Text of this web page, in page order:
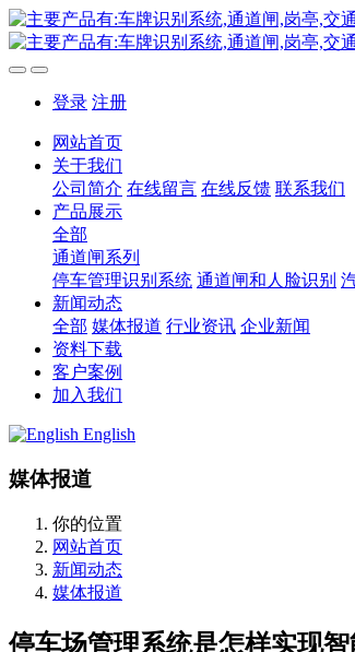
登录 注册
网站首页
关于我们
公司简介 在线留言 在线反馈 联系我们
产品展示
全部
通道闸系列
停车管理识别系统 通道闸和人脸识别
新闻动态
全部 媒体报道 行业资讯 企业新闻
资料下载
客户案例
加入我们
English
媒体报道
你的位置
网站首页
新闻动态
媒体报道
停车场管理系统是怎样实现智